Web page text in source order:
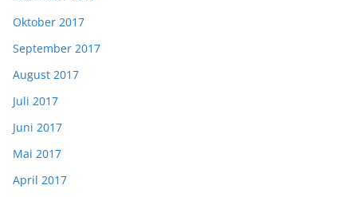
Oktober 2017
September 2017
August 2017
Juli 2017
Juni 2017
Mai 2017
April 2017